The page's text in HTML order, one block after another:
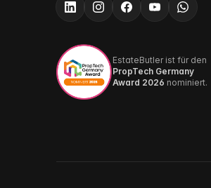
EstateButler ist für den
PropTech Germany
Award 2026 nominiert.